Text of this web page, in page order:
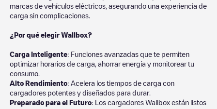
marcas de vehículos eléctricos, asegurando una experiencia de
carga sin complicaciones.
¿Por qué elegir Wallbox?
Carga Inteligente: Funciones avanzadas que te permiten
optimizar horarios de carga, ahorrar energía y monitorear tu
consumo.
Alto Rendimiento: Acelera los tiempos de carga con
cargadores potentes y diseñados para durar.
Preparado para el Futuro: Los cargadores Wallbox están listos